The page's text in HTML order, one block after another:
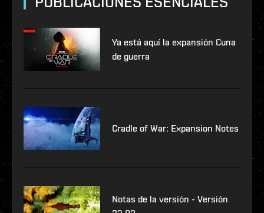
Ya está aquí la expansión Cuna
de guerra
Cradle of War: Expansion Notes
Notas de la versión - Versión